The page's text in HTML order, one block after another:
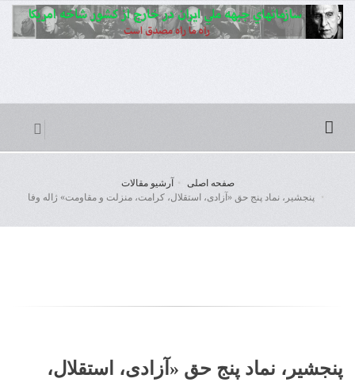
صفحه اصلی
آرشیو مقالات
پنجشیر، نماد پنج حق «آزادی، استقلال، کرامت، منزلت و مقاومت» ژاله وفا
پنجشیر، نماد پنج حق «آزادی، استقلال،